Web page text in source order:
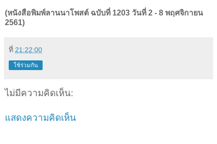
(หนังสือพิมพ์ลานนาโพสต์ ฉบับที่ 1203 วันที่ 2 - 8 พฤศจิกายน
2561)
ที่ 21:22:00
ใช้ร่วมกัน
ไม่มีความคิดเห็น:
แสดงความคิดเห็น